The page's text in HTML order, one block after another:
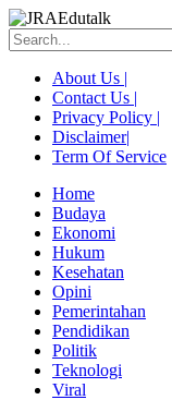
Skip
to
content
About Us |
Contact Us |
Privacy Policy |
Disclaimer|
Term Of Service
Home
Budaya
Ekonomi
Hukum
Kesehatan
Opini
Pemerintahan
Pendidikan
Politik
Teknologi
Viral